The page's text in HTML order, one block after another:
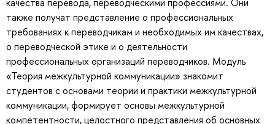
также получат представление о профессиональных
требованиях к переводчикам и необходимых им качествах,
о переводческой этике и о деятельности
профессиональных организаций переводчиков. Модуль
«Теория межкультурной коммуникации» знакомит
студентов с основами теории и практики межкультурной
коммуникации, формирует основы межкультурной
компетентности, целостного представления об основных